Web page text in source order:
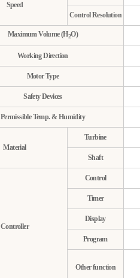
Speed
Control Resolution
Maximum Volume (H2O)
Working Direction
Motor Type
Safety Devices
Permissible Temp. & Humidity
Material
Turbine
Shaft
Controller
Control
Timer
Display
Program
Other function